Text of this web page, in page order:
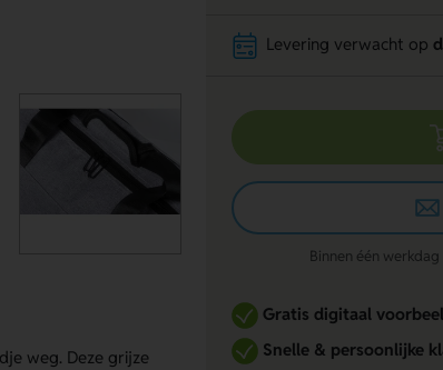
weg. Deze grijze
Levering verwacht op
Binnen één
Gratis digitaal
Snelle & persoonlijke